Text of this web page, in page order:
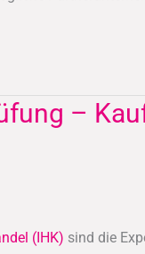
–
(IHK) sind die